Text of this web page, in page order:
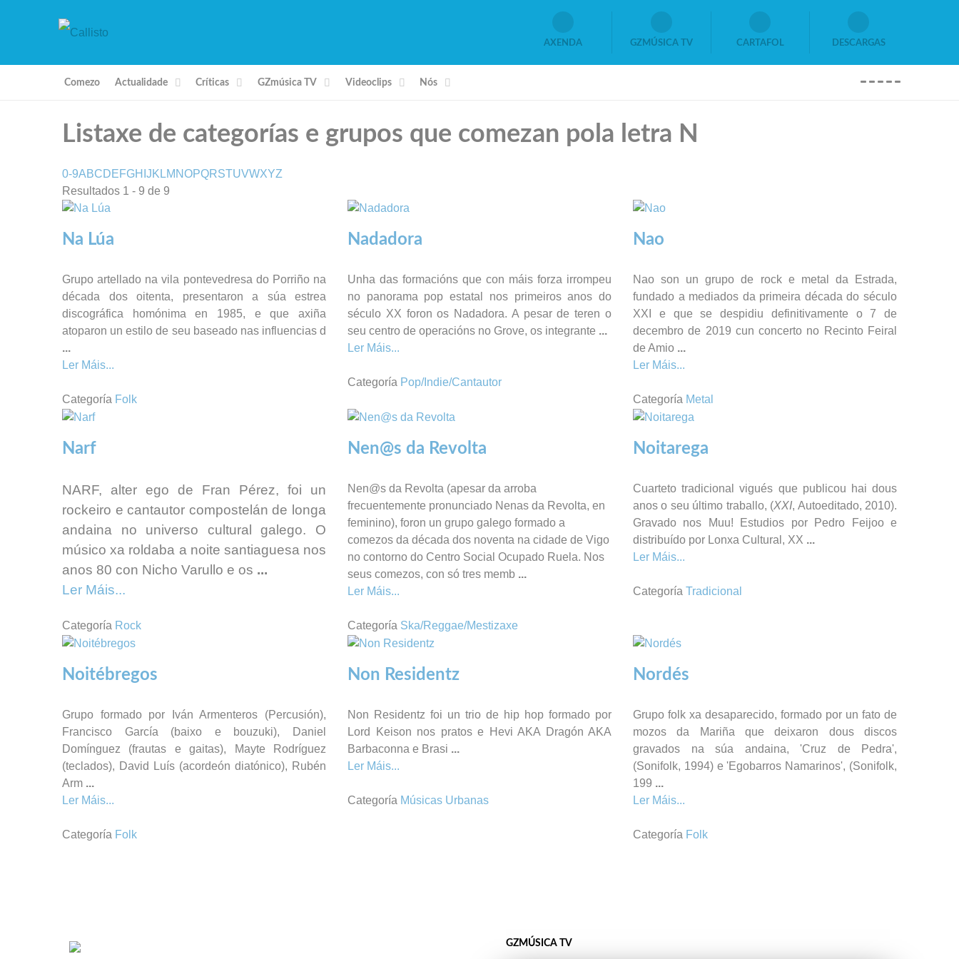
AXENDA GZMÚSICA TV CARTAFOL DESCARGAS
Comezo Actualidade Críticas GZmúsica TV Videoclips Nós
Listaxe de categorías e grupos que comezan pola letra N
0-9ABCDEFGH JK LM NOPQRSTUVWXYZ
Resultados 1 - 9 de 9
Na Lúa
Grupo artellado na vila pontevedresa do Porriño na
década dos oitenta, presentaron a súa estrea
discográfica homónima en 1985, e que axiña
atoparon un estilo de seu baseado nas influencias d
...
Ler Máis...
Categoría Folk
Nadadora
Unha das formacións que con máis forza irrompeu
no panorama pop estatal nos primeiros anos do
século XX foron os Nadadora. A pesar de teren o
seu centro de operacións no Grove, os integrante ...
Ler Máis...
Categoría Pop/Indie/Cantautor
Nao
Nao son un grupo de rock e metal da Estrada,
fundado a mediados da primeira década do século
XXI e que se despidiu definitivamente o 7 de
decembro de 2019 cun concerto no Recinto Feiral
de Amio ...
Ler Máis...
Categoría Metal
Narf
NARF, alter ego de Fran Pérez, foi un
rockeiro e cantautor compostelán de longa
andaina no universo cultural galego. O
músico xa roldaba a noite santiaguesa nos
anos 80 con Nicho Varullo e os ...
Ler Máis...
Categoría Rock
Nen@s da Revolta
Nen@s da Revolta (apesar da arroba
frecuentemente pronunciado Nenas da Revolta, en
feminino), foron un grupo galego formado a
comezos da década dos noventa na cidade de Vigo
no contorno do Centro Social Ocupado Ruela. Nos
seus comezos, con só tres memb ...
Ler Máis...
Categoría Ska/Reggae/Mestizaxe
Noitarega
Cuarteto tradicional vigués que publicou hai dous
anos o seu último traballo, (XXI, Autoeditado, 2010).
Gravado nos Muu! Estudios por Pedro Feijoo e
distribuído por Lonxa Cultural, XX ...
Ler Máis...
Categoría Tradicional
Noitébregos
Grupo formado por Iván Armenteros (Percusión),
Francisco García (baixo e bouzuki), Daniel
Domínguez (frautas e gaitas), Mayte Rodríguez
(teclados), David Luís (acordeón diatónico), Rubén
Arm ...
Ler Máis...
Categoría Folk
Non Residentz
Non Residentz foi un trio de hip hop formado por
Lord Keison nos pratos e Hevi AKA Dragón AKA
Barbaconna e Brasi ...
Ler Máis...
Categoría Músicas Urbanas
Nordés
Grupo folk xa desaparecido, formado por un fato de
mozos da Mariña que deixaron dous discos
gravados na súa andaina, 'Cruz de Pedra',
(Sonifolk, 1994) e 'Egobarros Namarinos', (Sonifolk,
199 ...
Ler Máis...
Categoría Folk
GZMÚSICA TV